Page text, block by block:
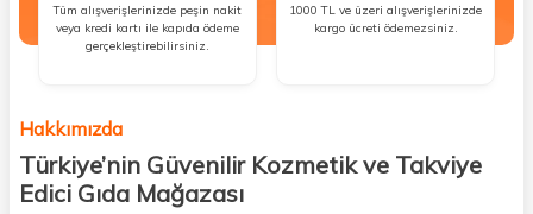
Tüm alışverişlerinizde peşin nakit
veya kredi kartı ile kapıda ödeme
gerçekleştirebilirsiniz.
1000 TL ve üzeri alışverişlerinizde
kargo ücreti ödemezsiniz.
Hakkımızda
Türkiye’nin Güvenilir Kozmetik ve Takviye
Edici Gıda Mağazası